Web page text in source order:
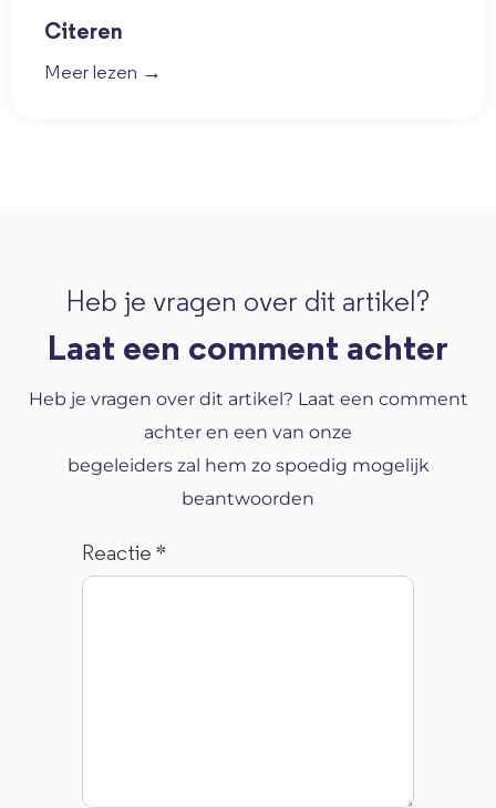
Citeren
Meer lezen →
Heb je vragen over dit artikel?
Laat een comment achter
Heb je vragen over dit artikel? Laat een comment
achter en een van onze
begeleiders zal hem zo spoedig mogelijk
beantwoorden
Reactie*